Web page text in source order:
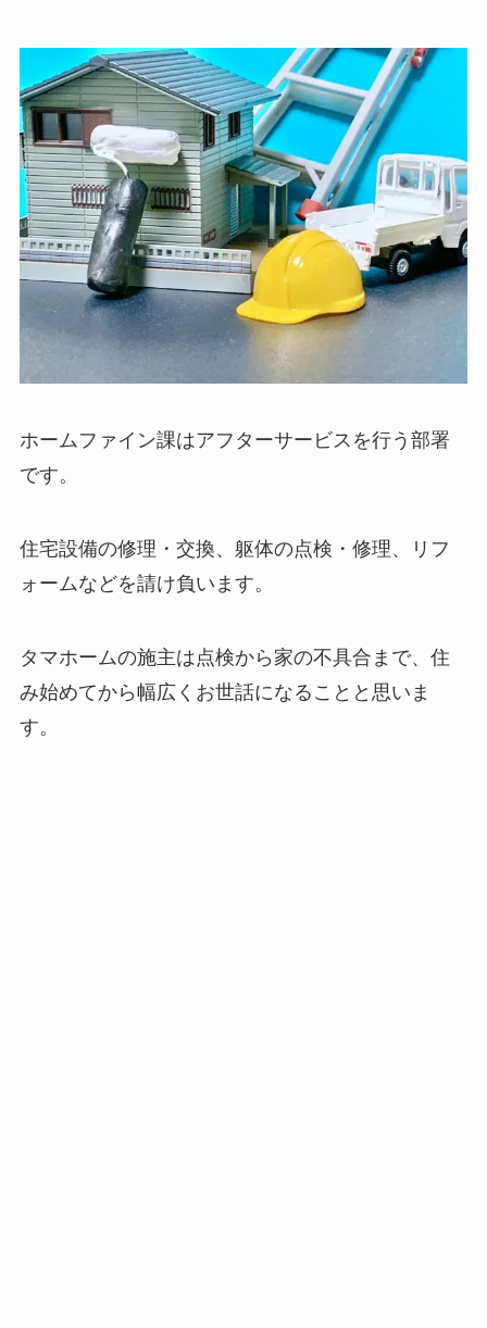
ホームファイン課はアフターサービスを行う部署
です。
住宅設備の修理・交換、躯体の点検・修理、リフ
ォームなどを請け負います。
タマホームの施主は点検から家の不具合まで、住
み始めてから幅広くお世話になることと思いま
す。